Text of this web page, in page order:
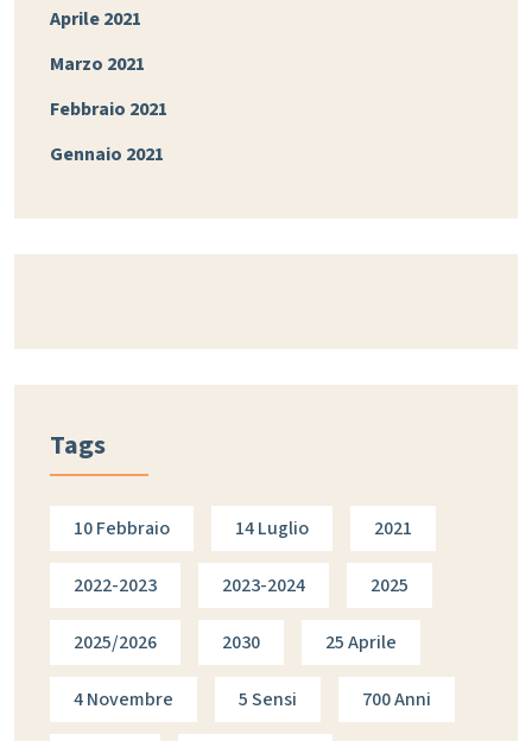
Aprile 2021
Marzo 2021
Febbraio 2021
Gennaio 2021
Tags
10 Febbraio 14 Luglio 2021
2022-2023 2023-2024 2025
2025/2026 2030 25 Aprile
4 Novembre 5 Sensi 700 Anni